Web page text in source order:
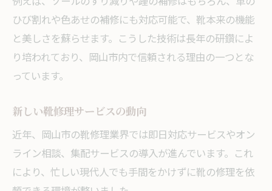
ひび割れや色あせの補修にも対応可能で、靴本来の機能
と美しさを蘇らせます。こうした技術は長年の研鑽によ
り培われており、岡山市内で信頼される理由の一つとな
っています。
新しい靴修理サービスの動向
近年、岡山市の靴修理業界では即日対応サービスやオン
ライン相談、集配サービスの導入が進んでいます。これ
により、忙しい現代人でも手間をかけずに靴の修理を依